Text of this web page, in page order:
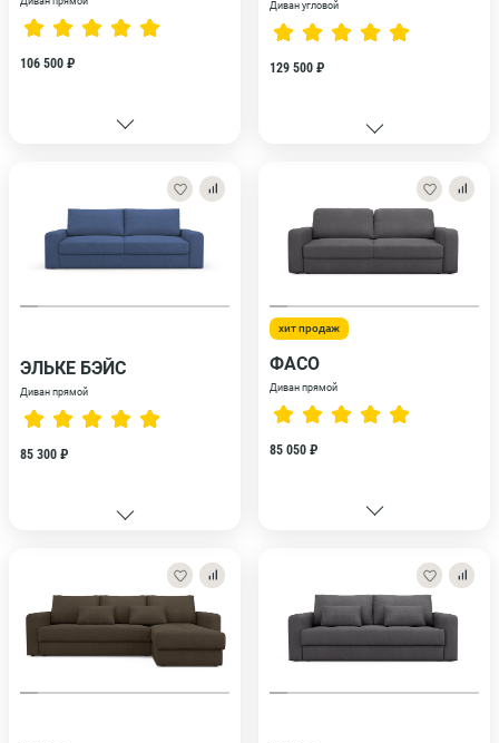
106 500 ₽
Диван угловой
129 500 ₽
ЭЛЬКЕ БЭЙС
Диван прямой
85 300 ₽
хит продаж
ФАСО
Диван прямой
85 050 ₽